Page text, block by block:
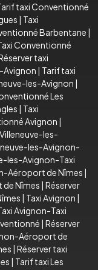
taxi Conventionné
| Taxi
Barbentane |
Conventionné
taxi
Avignon | Tarif taxi
les-Avignon |
Les
| Taxi
Avignon |
les-
les-Avignon-
les-Avignon-Taxi
Aéroport de Nîmes |
Nîmes | Réserver
| Taxi Avignon |
Avignon-Taxi
| Réserver
Aéroport de
| Réserver taxi
| Tarif taxi Les